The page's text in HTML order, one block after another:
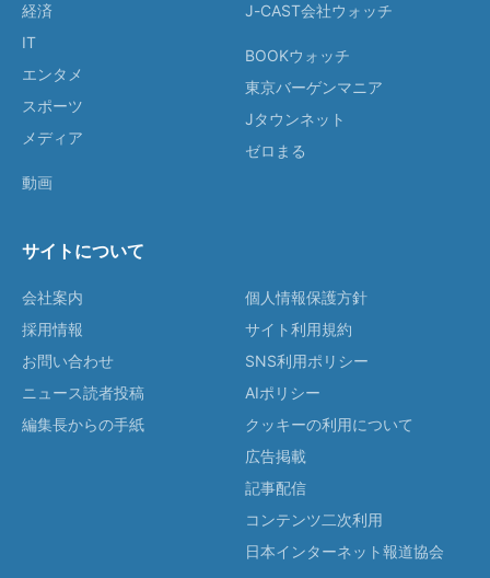
経済
IT
エンタメ
スポーツ
メディア
動画
J-CAST会社ウォッチ
BOOKウォッチ
東京バーゲンマニア
Jタウンネット
ゼロまる
サイトについて
会社案内
採用情報
お問い合わせ
ニュース読者投稿
編集長からの手紙
個人情報保護方針
サイト利用規約
SNS利用ポリシー
AIポリシー
クッキーの利用について
広告掲載
記事配信
コンテンツ二次利用
日本インターネット報道協会